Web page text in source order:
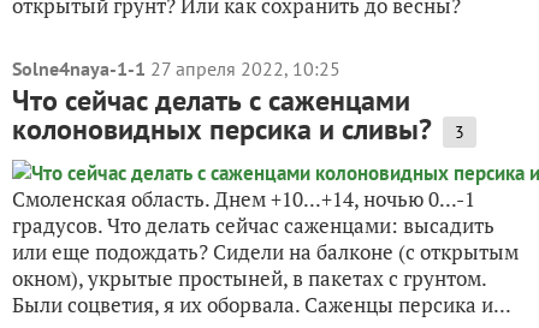
Solne4naya-1-1 27 апреля 2022, 10:25
Что сейчас делать с саженцами
колоновидных персика и сливы? 3
Смоленская область. Днем +10...+14, ночью 0...-1
градусов. Что делать сейчас саженцами: высадить
или еще подождать? Сидели на балконе (с открытым
окном), укрытые простыней, в пакетах с грунтом.
Были соцветия, я их оборвала. Саженцы персика и...